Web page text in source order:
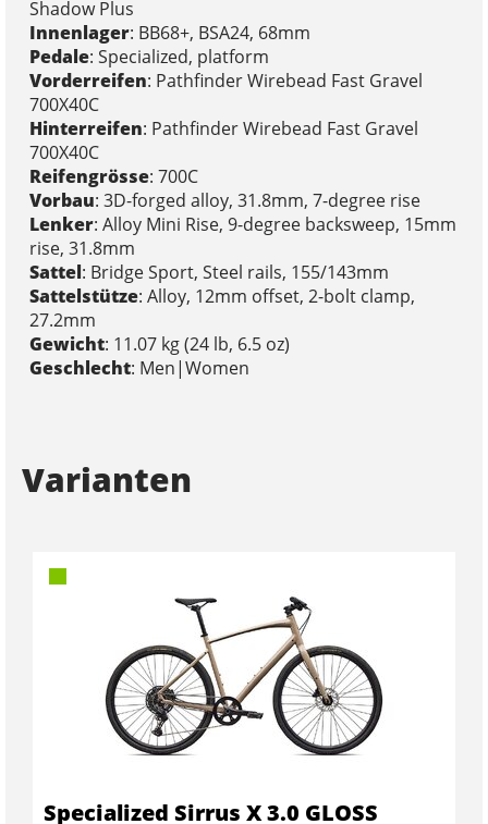
Shadow Plus
Innenlager: BB68+, BSA24, 68mm
Pedale: Specialized, platform
Vorderreifen: Pathfinder Wirebead Fast Gravel
700X40C
Hinterreifen: Pathfinder Wirebead Fast Gravel
700X40C
Reifengrösse: 700C
Vorbau: 3D-forged alloy, 31.8mm, 7-degree rise
Lenker: Alloy Mini Rise, 9-degree backsweep, 15mm
rise, 31.8mm
Sattel: Bridge Sport, Steel rails, 155/143mm
Sattelstütze: Alloy, 12mm offset, 2-bolt clamp,
27.2mm
Gewicht: 11.07 kg (24 lb, 6.5 oz)
Geschlecht: Men|Women
Varianten
Specialized Sirrus X 3.0 GLOSS